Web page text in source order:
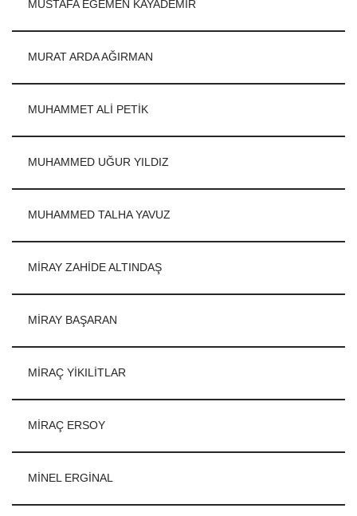
MUSTAFA EGEMEN KAYADEMİR
MURAT ARDA AĞIRMAN
MUHAMMET ALİ PETİK
MUHAMMED UĞUR YILDIZ
MUHAMMED TALHA YAVUZ
MİRAY ZAHİDE ALTINDAŞ
MİRAY BAŞARAN
MİRAÇ YİKILİTLAR
MİRAÇ ERSOY
MİNEL ERGİNAL